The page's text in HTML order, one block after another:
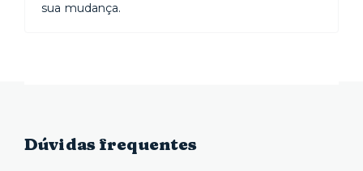
sua mudança.
Dúvidas frequentes